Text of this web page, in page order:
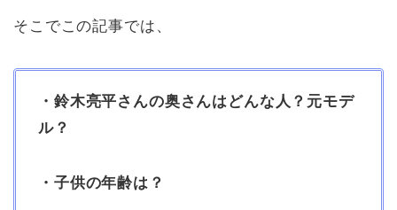
そこでこの記事では、
・鈴木亮平さんの奥さんはどんな人？元モデ
ル？
・子供の年齢は？